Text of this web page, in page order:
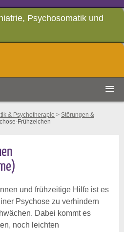
Psychosomatik und
& Psychotherapie > Störungen &
Frühzeichen
und frühzeitige Hilfe ist es
Psychose zu verhindern
Dabei kommt es
noch leichten